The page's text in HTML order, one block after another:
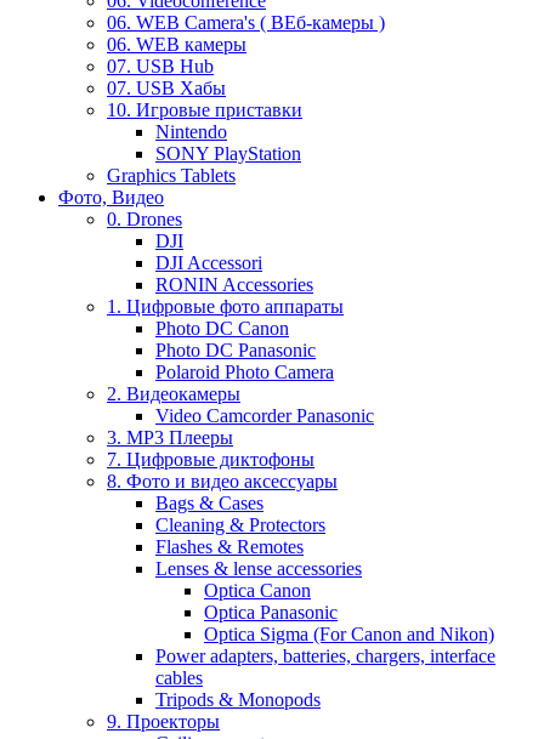
06. WEB Camera's ( ВЕб-камеры )
06. WEB камеры
07. USB Hub
07. USB Хабы
10. Игровые приставки
Nintendo
SONY PlayStation
Graphics Tablets
Фото, Видео
0. Drones
DJI
DJI Accessori
RONIN Accessories
1. Цифровые фото аппараты
Photo DC Canon
Photo DC Panasonic
Polaroid Photo Camera
2. Видеокамеры
Video Camcorder Panasonic
3. MP3 Плееры
7. Цифровые диктофоны
8. Фото и видео аксессуары
Bags & Cases
Cleaning & Protectors
Flashes & Remotes
Lenses & lense accessories
Optica Canon
Optica Panasonic
Optica Sigma (For Canon and Nikon)
Power adapters, batteries, chargers, interface
cables
Tripods & Monopods
9. Проекторы